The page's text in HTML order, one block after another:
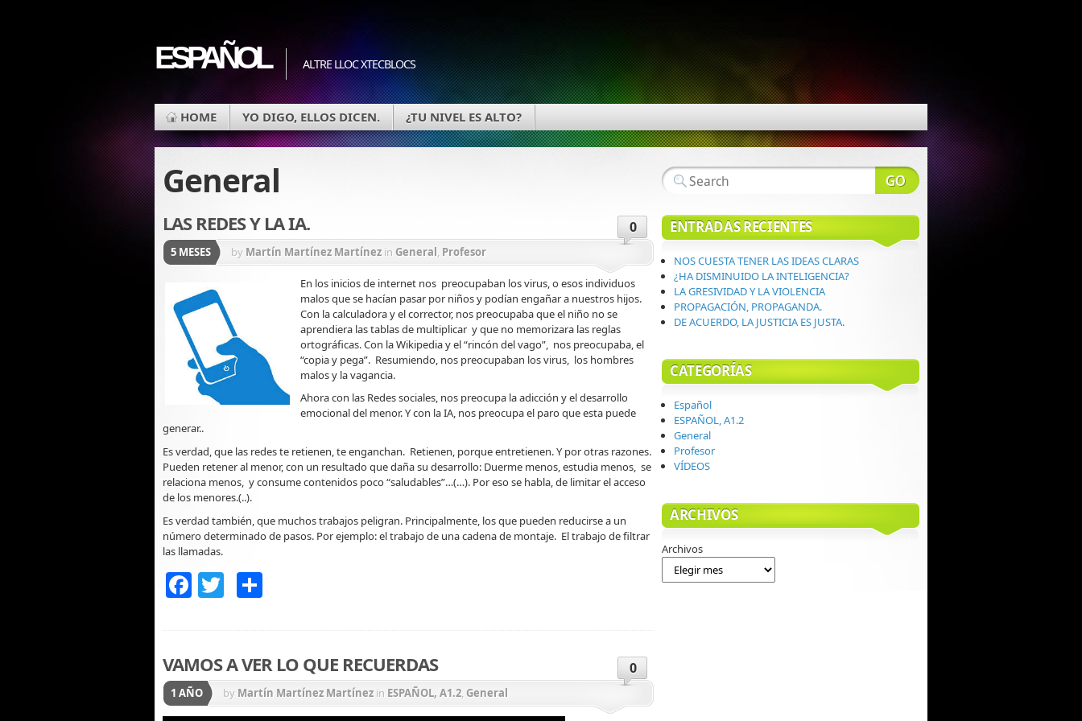
ESPAÑOL ALTRE LLOC XTECBLOCS
HOME YO DIGO, ELLOS DICEN. ¿TU NIVEL ES ALTO?
General
LAS REDES Y LA IA. 0
5 MESES by Martín Martínez Martínez in General, Profesor
En los inicios de internet nos preocupaban los virus, o esos individuos
malos que se hacían pasar por niños y podían engañar a nuestros hijos.
Con la calculadora y el corrector, nos preocupaba que el niño no se
aprendiera las tablas de multiplicar y que no memorizara las reglas
ortográficas. Con la Wikipedia y el “rincón del vago”, nos preocupaba, el
“copia y pega”. Resumiendo, nos preocupaban los virus, los hombres
malos y la vagancia.
Ahora con las Redes sociales, nos preocupa la adicción y el desarrollo
emocional del menor. Y con la IA, nos preocupa el paro que esta puede
generar..
Es verdad, que las redes te retienen, te enganchan. Retienen, porque entretienen. Y por otras razones.
Pueden retener al menor, con un resultado que daña su desarrollo: Duerme menos, estudia menos, se
relaciona menos, y consume contenidos poco “saludables”…(…). Por eso se habla, de limitar el acceso
de los menores.(..).
Es verdad también, que muchos trabajos peligran. Principalmente, los que pueden reducirse a un
número determinado de pasos. Por ejemplo: el trabajo de una cadena de montaje. El trabajo de filtrar
las llamadas.
Facebook
Twitter
VAMOS A VER LO QUE RECUERDAS 0
1 AÑO by Martín Martínez Martínez in ESPAÑOL, A1.2, General
ENTRADAS RECIENTES
NOS CUESTA TENER LAS IDEAS CLARAS
¿HA DISMINUIDO LA INTELIGENCIA?
LA GRESIVIDAD Y LA VIOLENCIA
PROPAGACIÓN, PROPAGANDA.
DE ACUERDO, LA JUSTICIA ES JUSTA.
CATEGORÍAS
Español
ESPAÑOL, A1.2
General
Profesor
VÍDEOS
ARCHIVOS
Archivos